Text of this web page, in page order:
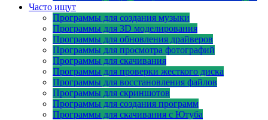
Часто ищут
Программы для создания музыки
Программы для 3D моделирования
Программы для обновления драйверов
Программы для просмотра фотографий
Программы для скачивания
Программы для проверки жесткого диска
Программы для восстановления файлов
Программы для скриншотов
Программы для создания программ
Программы для скачивания с Ютуба